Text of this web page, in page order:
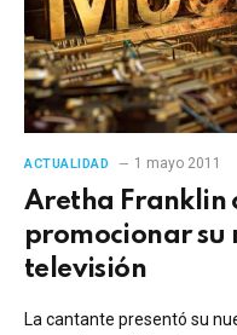
ACTUALIDAD 1 mayo 2011
Aretha Franklin
promocionar su
televisión
La cantante presentó su